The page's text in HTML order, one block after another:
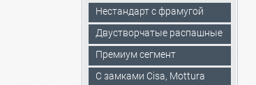
Нестандарт с фрамугой
Двустворчатые распашные
Премиум сегмент
C замками Cisa, Mottura